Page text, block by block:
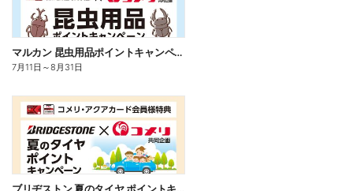
マルカン 昆虫用品ポイントキャンペーン
7月11日 ～8月31日
ブリヂストン 夏のタイヤ ポイントキャンペーン